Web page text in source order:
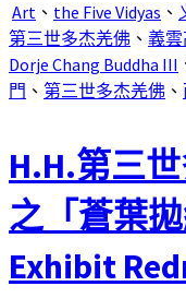
分
享
Art 、 the Five Vidyas 、
第三世多杰羌佛 、 義
Dorje Chang Buddha III
門 、 第三世多杰羌佛 、
H.H.第三
之「蒼葉
Exhibit